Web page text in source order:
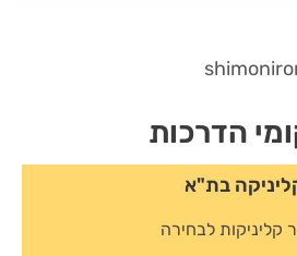
הדרכות
בת"א
קליניקות לבחירה